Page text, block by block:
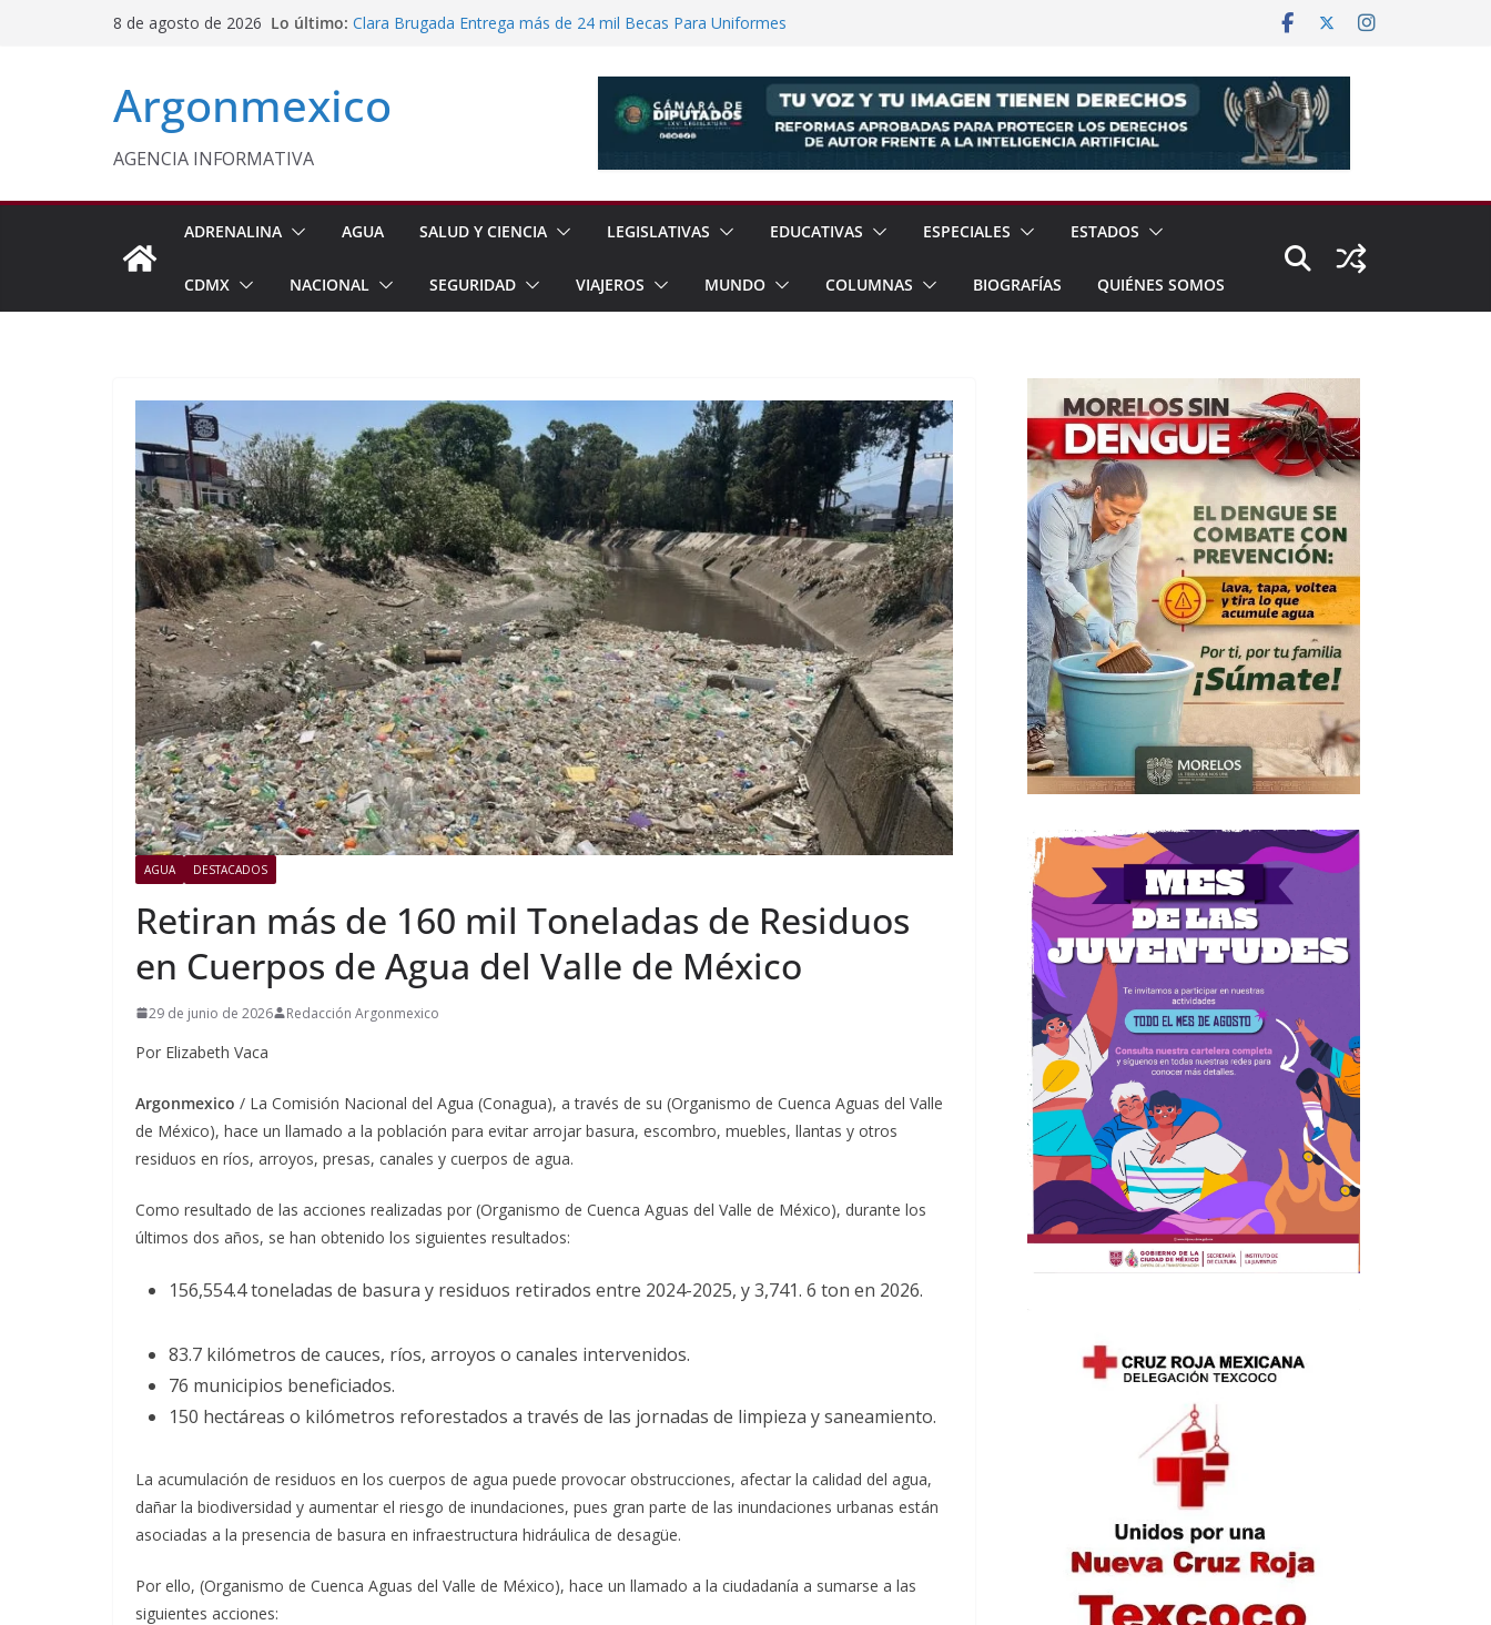
8 de agosto de 2026 Lo último: Clara Brugada Entrega más de 24 mil Becas Para Uniformes
Chimalhuacán
Sheinbaum Entrega Pensión Mujeres Bienestar a
y Perú
Argonmexico
AGENCIA INFORMATIVA
ADRENALINA AGUA SALUD Y CIENCIA LEGISLATIVAS EDUCATIVAS ESPECIALES ESTADOS
CDMX NACIONAL SEGURIDAD VIAJEROS MUNDO COLUMNAS BIOGRAFÍAS QUIÉNES SOMOS
AGUA DESTACADOS
Retiran más de 160 mil Toneladas de Residuos
en Cuerpos de Agua del Valle de México
29 de junio de 2026 Redacción Argonmexico
Por Elizabeth Vaca
Argonmexico / La Comisión Nacional del Agua (Conagua), a través de su (Organismo de Cuenca Aguas del Valle
de México), hace un llamado a la población para evitar arrojar basura, escombro, muebles, llantas y otros
residuos en ríos, arroyos, presas, canales y cuerpos de agua.
Como resultado de las acciones realizadas por (Organismo de Cuenca Aguas del Valle de México), durante los
últimos dos años, se han obtenido los siguientes resultados:
156,554.4 toneladas de basura y residuos retirados entre 2024-2025, y 3,741. 6 ton en 2026.
83.7 kilómetros de cauces, ríos, arroyos o canales intervenidos.
76 municipios beneficiados.
150 hectáreas o kilómetros reforestados a través de las jornadas de limpieza y saneamiento.
La acumulación de residuos en los cuerpos de agua puede provocar obstrucciones, afectar la calidad del agua,
dañar la biodiversidad y aumentar el riesgo de inundaciones, pues gran parte de las inundaciones urbanas están
asociadas a la presencia de basura en infraestructura hidráulica de desagüe.
Por ello, (Organismo de Cuenca Aguas del Valle de México), hace un llamado a la ciudadanía a sumarse a las
siguientes acciones: